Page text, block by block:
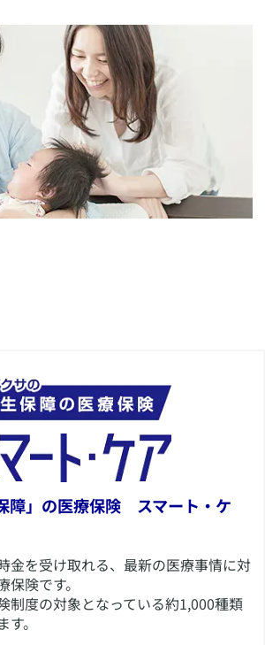
障」の医療保険 スマート・ケ
金を受け取れる、最新の医療事情に対
険です。
制度の対象となっている約1,000種類
。